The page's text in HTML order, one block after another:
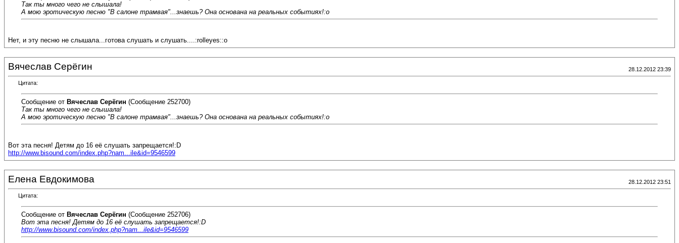
Так ты много чего не слышала!
А мою эротическую песню "В салоне трамвая"...знаешь? Она основана на реальных событиях!:o
Нет, и эту песню не слышала...готова слушать и слушать....:rolleyes::o
Вячеслав Серёгин 28.12.2012 23:39
Цитата:
Сообщение от Вячеслав Серёгин (Сообщение 252700)
Так ты много чего не слышала!
А мою эротическую песню "В салоне трамвая"...знаешь? Она основана на реальных событиях!:o
Вот эта песня! Детям до 16 её слушать запрещается!:D
http://www.bisound.com/index.php?nam...ile&id=9546599
Елена Евдокимова 28.12.2012 23:51
Цитата:
Сообщение от Вячеслав Серёгин (Сообщение 252706)
Вот эта песня! Детям до 16 её слушать запрещается!:D
http://www.bisound.com/index.php?nam...ile&id=9546599